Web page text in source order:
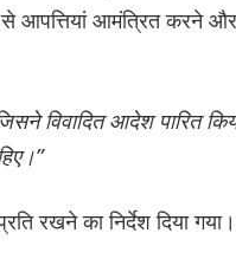
से आपत्तियां आमंत्रित करने और
विवादित आदेश पारित
रखने का निर्देश दिया गया।